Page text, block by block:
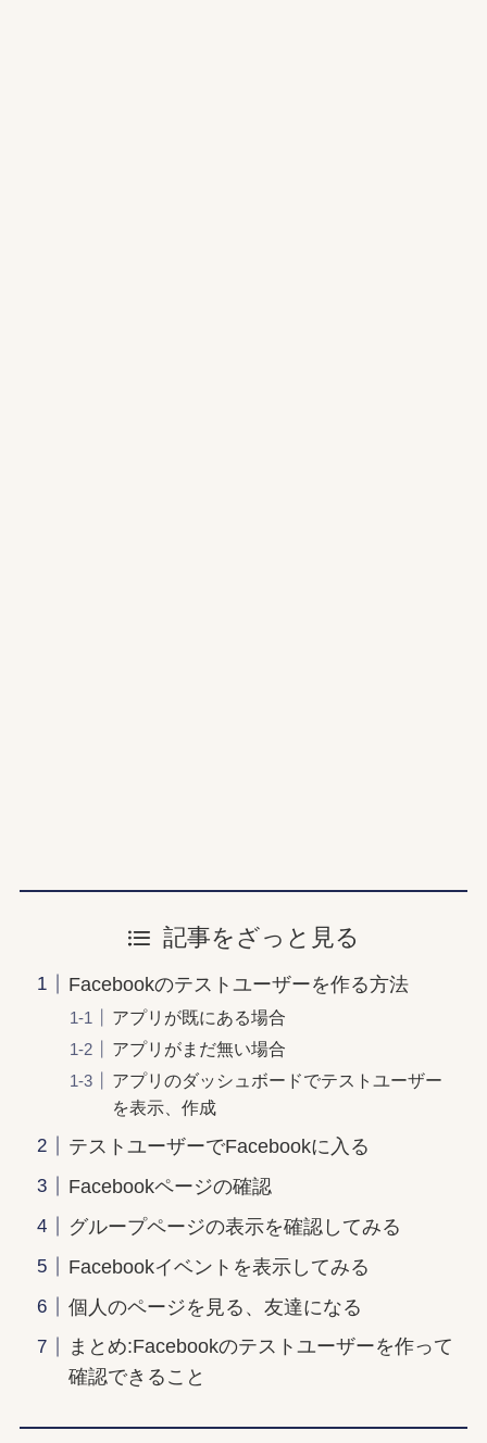
記事をざっと見る
Facebookのテストユーザーを作る方法
アプリが既にある場合
アプリがまだ無い場合
アプリのダッシュボードでテストユーザー
を表示、作成
テストユーザーでFacebookに入る
Facebookページの確認
グループページの表示を確認してみる
Facebookイベントを表示してみる
個人のページを見る、友達になる
まとめ:Facebookのテストユーザーを作って
確認できること